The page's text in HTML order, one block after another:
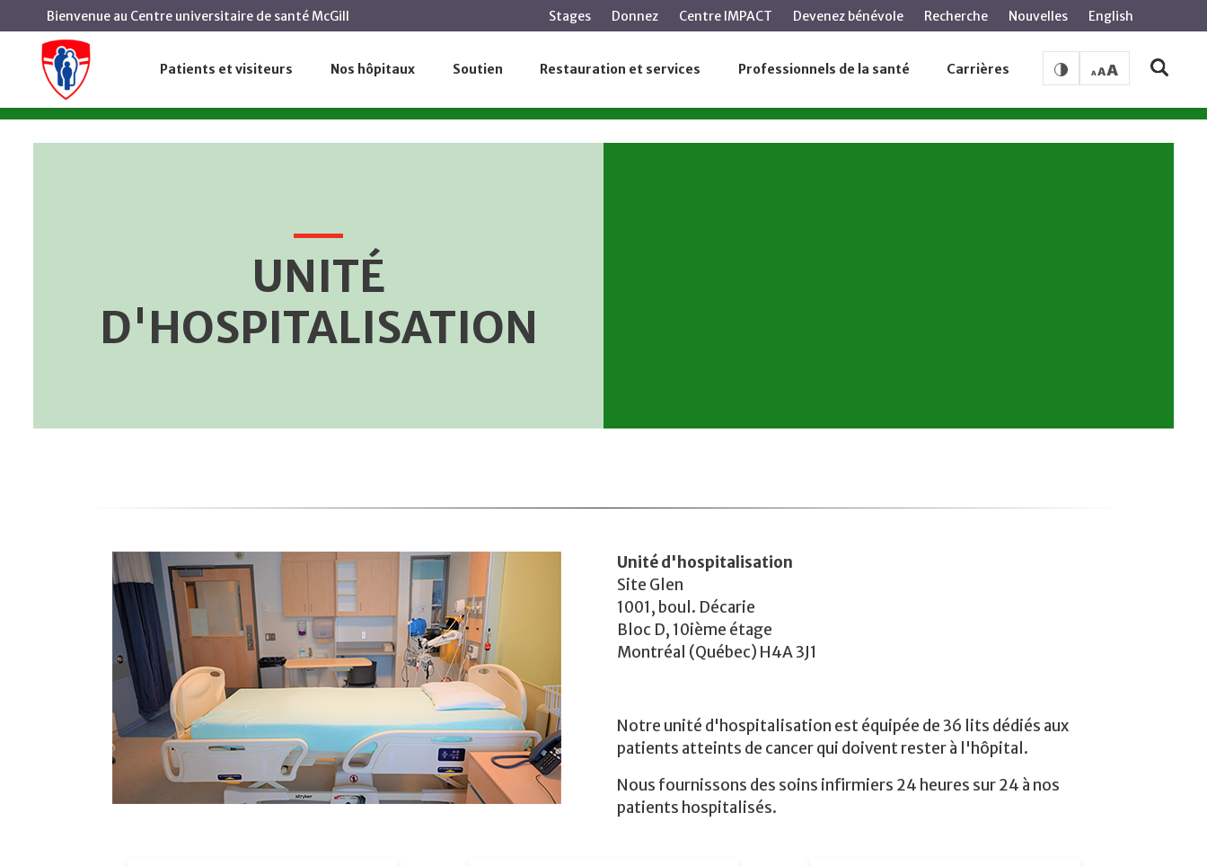
principal
Patients et visiteurs Nos hôpitaux Soutien Restauration et services Professionnels de la santé Carrières
Stages Donnez Centre IMPACT Devenez bénévole Recherche Nouvelles English
Bienvenue au Centre universitaire de santé McGill
Accueil
Soins de cancer
UNITÉ
D'HOSPITALISATION
Unité d'hospitalisation
Site Glen
1001, boul. Décarie
Bloc D, 10ième étage
Montréal (Québec) H4A 3J1
Notre unité d'hospitalisation est équipée de 36 lits dédiés aux
patients atteints de cancer qui doivent rester à l'hôpital.
Nous fournissons des soins infirmiers 24 heures sur 24 à nos
patients hospitalisés.